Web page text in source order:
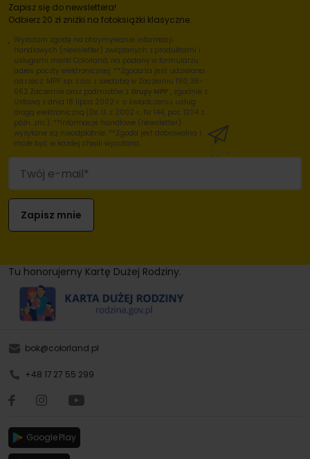
Zapisz się do newslettera!
Odbierz 20 zł zniżki na fotoksiążki klasyczne.
Wyrażam zgodę na otrzymywanie informacji
handlowych (newsletter) związanych z produktami i
usługami marki Colorland, na podany w formularzu
adres poczty elektronicznej. **Zgoda ta jest udzielana
na rzecz: MPP sp. z o.o. z siedzibą w Zaczerniu 190, 36-
062 Zaczernie oraz podmiotów z Grupy MPP , zgodnie z
Ustawą z dnia 18 lipca 2002 r. o świadczeniu usług
drogą elektroniczną (Dz. U. z 2002 r., Nr 144, poz. 1204 z
późn. zm.). **Informacje handlowe (newsletter)
wysyłane są nieodpłatnie. **Zgoda jest dobrowolna i
może być w każdej chwili wycofana.
Tu honorujemy Kartę Dużej Rodziny.
bok@colorland.pl
+48 17 27 55 299
Google Play